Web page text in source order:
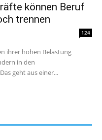
können Beruf
trennen
124
ihrer hohen Belastung
in den
geht aus einer...